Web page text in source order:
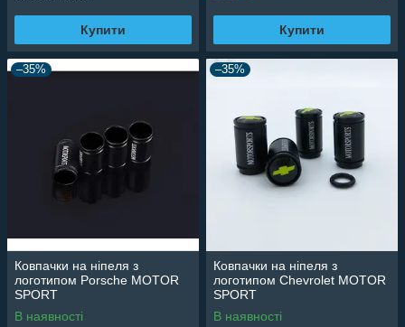
Купити Купити
–35%
Ковпачки на ніпеля з
логотипом Porsche MOTOR
SPORT
В наявності
–35%
Ковпачки на ніпеля з
логотипом Chevrolet MOTOR
SPORT
В наявності